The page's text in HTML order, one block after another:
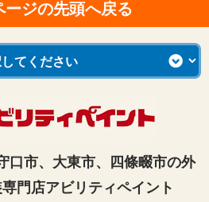
ージの先頭へ戻る
口市、大東市、四條畷市の外
門店アビリティペイント